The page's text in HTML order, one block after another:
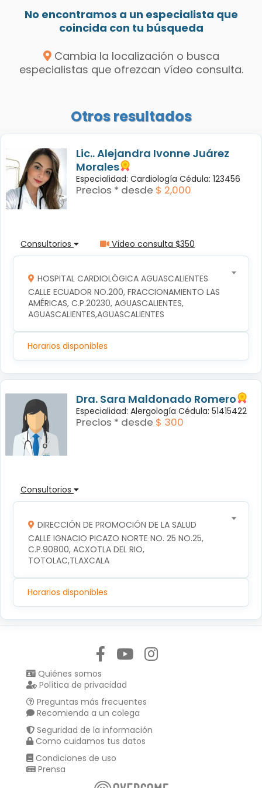
No encontramos a un especialista que
coincida con tu búsqueda
Cambia la localización o busca
especialistas que ofrezcan vídeo consulta.
Otros resultados
Lic.. Alejandra Ivonne Juárez
Morales
Especialidad: Cardiología Cédula: 123456
Precios * desde $ 2,000
Consultorios Vídeo consulta $350
HOSPITAL CARDIOLÓGICA AGUASCALIENTES
CALLE ECUADOR NO.200, FRACCIONAMIENTO LAS
AMÉRICAS, C.P.20230, AGUASCALIENTES,
AGUASCALIENTES,AGUASCALIENTES
Horarios disponibles
Dra. Sara Maldonado Romero
Especialidad: Alergología Cédula: 51415422
Precios * desde $ 300
Consultorios
DIRECCIÓN DE PROMOCIÓN DE LA SALUD
CALLE IGNACIO PICAZO NORTE NO. 25 NO.25,
C.P.90800, ACXOTLA DEL RIO,
TOTOLAC,TLAXCALA
Horarios disponibles
Quiénes somos
Política de privacidad
Preguntas más frecuentes
Recomienda a un colega
Seguridad de la información
Como cuidamos tus datos
Condiciones de uso
Prensa